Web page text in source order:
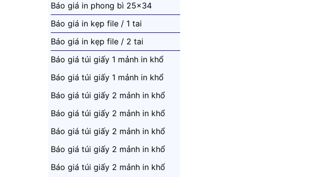
Báo giá in phong bì 25x34
Báo giá in kẹp file / 1 tai
Báo giá in kẹp file / 2 tai
Báo giá túi giấy 1 mảnh in khổ
33x46
Báo giá túi giấy 1 mảnh in khổ
43x65
Báo giá túi giấy 2 mảnh in khổ
43x65 ( Khác Nhau)
Báo giá túi giấy 2 mảnh in khổ
43x65 ( Giống Nhau)
Báo giá túi giấy 2 mảnh in khổ
52x72 ( Khác Nhau)
Báo giá túi giấy 2 mảnh in khổ
52x72 ( Giống Nhau)
Báo giá túi giấy 2 mảnh in khổ